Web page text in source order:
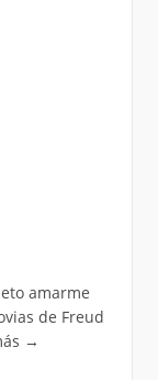
amarme
de Freud
→